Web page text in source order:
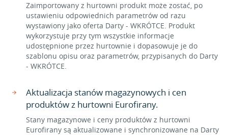
Zaimportowany z hurtowni produkt może zostać, po
ustawieniu odpowiednich parametrów od razu
wystawiony jako oferta Darty - WKRÓTCE. Produkt
wykorzystuje przy tym wszystkie informacje
udostępnione przez hurtownie i dopasowuje je do
szablonu opisu oraz parametrów, przypisanych do Darty
- WKRÓTCE.
Aktualizacja stanów magazynowych i cen
produktów z hurtowni Eurofirany.
Stany magazynowe i ceny produktów z hurtowni
Eurofirany są aktualizowane i synchronizowane na Darty